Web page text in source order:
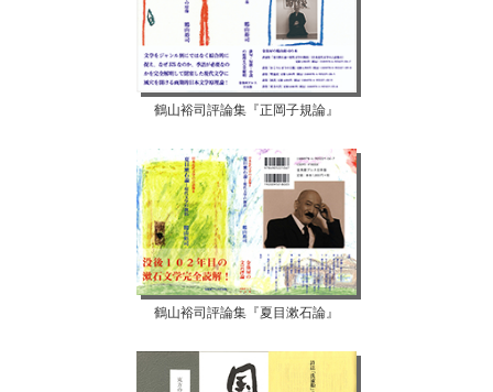
鶴山裕司評論集『正岡子規論』
鶴山裕司評論集『夏目漱石論』